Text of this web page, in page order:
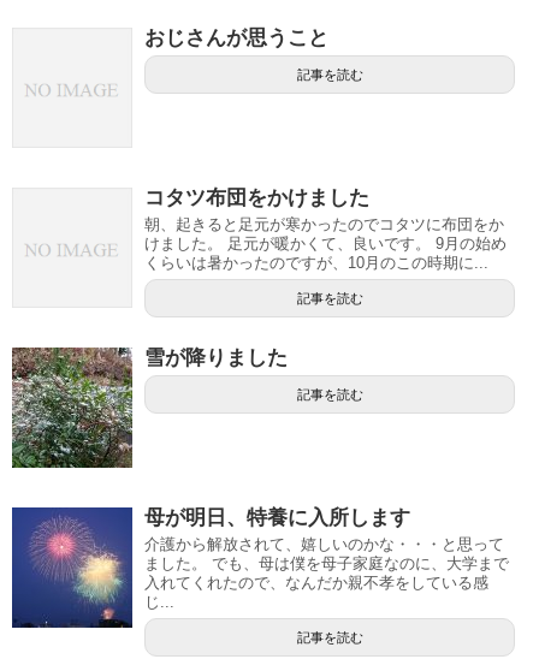
おじさんが思うこと
記事を読む
コタツ布団をかけました
朝、起きると足元が寒かったのでコタツに布団をか
けました。 足元が暖かくて、良いです。 9月の始め
くらいは暑かったのですが、10月のこの時期に...
記事を読む
雪が降りました
記事を読む
母が明日、特養に入所します
介護から解放されて、嬉しいのかな・・・と思って
ました。 でも、母は僕を母子家庭なのに、大学まで
入れてくれたので、なんだか親不孝をしている感
じ...
記事を読む